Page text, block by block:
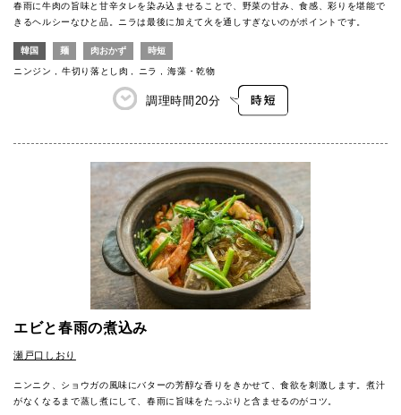
春雨に牛肉の旨味と甘辛タレを染み込ませることで、野菜の甘み、食感、彩りを堪能で
きるヘルシーなひと品。ニラは最後に加えて火を通しすぎないのがポイントです。
韓国 麺 肉おかず 時短
ニンジン 牛切り落とし肉 ニラ 海藻・乾物
調理時間 20分
エビと春雨の煮込み
瀬戸口しおり
ニンニク、ショウガの風味にバターの芳醇な香りをきかせて、食欲を刺激します。煮汁
がなくなるまで蒸し煮にして、春雨に旨味をたっぷりと含ませるのがコツ。